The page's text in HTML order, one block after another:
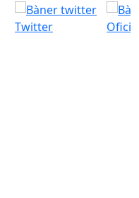
Twitter